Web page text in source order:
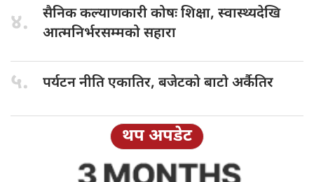
४. सैनिक कल्याणकारीकोषः शिक्षा, स्वास्थ्यदेखि
आत्मनिर्भरसम्मको सहारा
५. पर्यटन नीतिएकातिर, बजेटको बाटो अर्कैतिर
थप अपडेट